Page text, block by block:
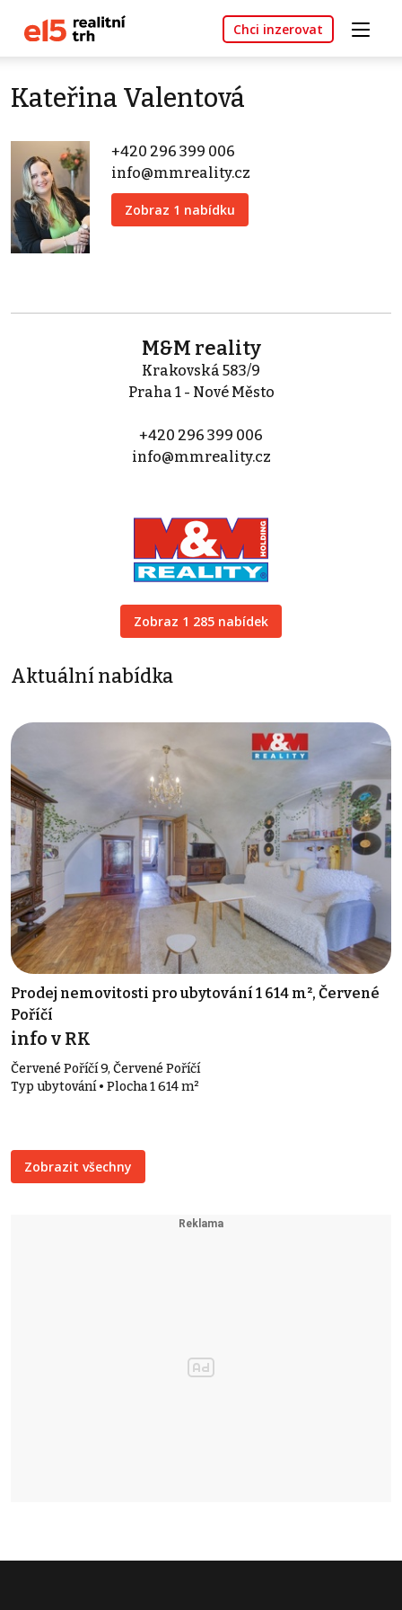
Chci inzerovat
Kateřina Valentová
+420 296 399 006
info@mmreality.cz
Zobraz 1 nabídku
M&M reality
Krakovská 583/9
Praha 1 - Nové Město
+420 296 399 006
info@mmreality.cz
Zobraz 1 285 nabídek
Aktuální nabídka
Prodej nemovitosti pro ubytování 1 614 m², Červené
Poříčí
info v RK
Červené Poříčí 9, Červené Poříčí
Typ ubytování • Plocha 1 614 m²
Zobrazit všechny